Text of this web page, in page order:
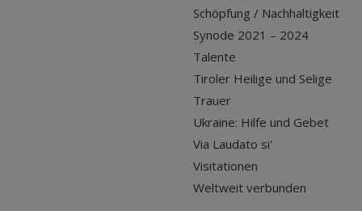
Schöpfung / Nachhaltigkeit
Synode 2021 – 2024
Talente
Tiroler Heilige und Selige
Trauer
Ukraine: Hilfe und Gebet
Via Laudato si'
Visitationen
Weltweit verbunden